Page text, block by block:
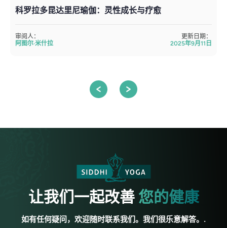
科罗拉多昆达里尼瑜伽：灵性成长与疗愈
审阅人：
阿图尔·米什拉
更新日期：
2025年9月11日
让我们一起改善 您的健康
如有任何疑问，欢迎随时联系我们。我们很乐意解答。.